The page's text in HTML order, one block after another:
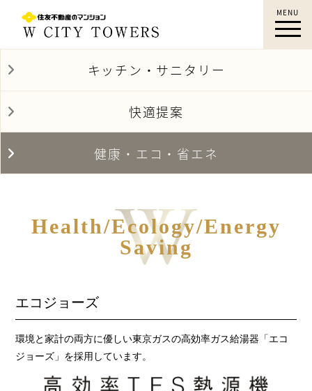
蕨徒歩1分｜Wシティタワーズ｜蕨 新築マンシ
ョン｜すみふ 蕨｜住友不動産
MENU
キッチン・サニタリー
快適提案
健康・エコ・省エネ
Health/Ecology/Energy
Saving
エコジョーズ
環境と家計の両方に優しい東京ガスの高効率ガス給湯器「エコ
ジョーズ」を採用しています。